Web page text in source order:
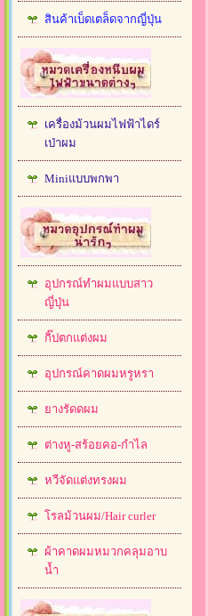
สินค้าเบ็ดเตล็ดจากญี่ปุ่น
เครื่องม้วนผมไฟฟ้าไดร์
เป่าผม
Miniแบบพกพา
อุปกรณ์ทำผมแบบสาว
ญี่ปุ่น
กิ๊ปตกแต่งผม
อุปกรณ์คาดผมหรูหรา
ยางรัดดผม
ต่างหู-สร้อยคอ-กำไล
หวีจัดแต่งทรงผม
โรลม้วนผม/Hair curler
ผ้าคาดผมหมวกคลุมอาบ
น้ำ